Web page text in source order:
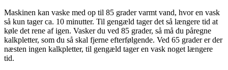
Maskinen kan vaske med op til 85 grader varmt vand, hvor en vask
så kun tager ca. 10 minutter. Til gengæld tager det så længere tid at
køle det rene af igen. Vasker du ved 85 grader, så må du påregne
kalkpletter, som du så skal fjerne efterfølgende. Ved 65 grader er der
næsten ingen kalkpletter, til gengæld tager en vask noget længere
tid.